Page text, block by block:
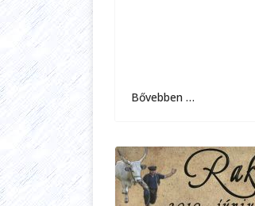
Bővebben …